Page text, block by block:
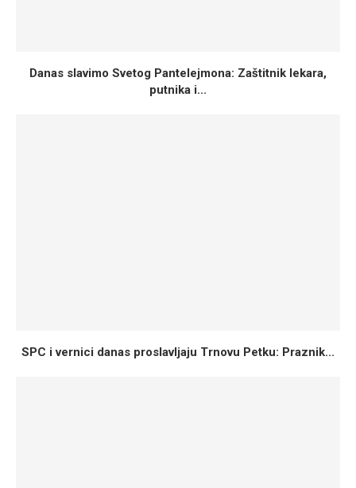
Danas slavimo Svetog Pantelejmona: Zaštitnik lekara,
putnika i...
SPC i vernici danas proslavljaju Trnovu Petku: Praznik...